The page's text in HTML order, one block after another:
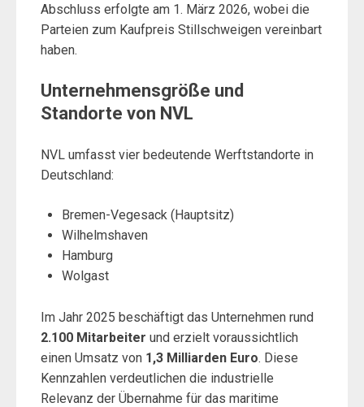
Abschluss erfolgte am 1. März 2026, wobei die
Parteien zum Kaufpreis Stillschweigen vereinbart
haben.
Unternehmensgröße und
Standorte von NVL
NVL umfasst vier bedeutende Werftstandorte in
Deutschland:
Bremen-Vegesack (Hauptsitz)
Wilhelmshaven
Hamburg
Wolgast
Im Jahr 2025 beschäftigt das Unternehmen rund
2.100 Mitarbeiter und erzielt voraussichtlich
einen Umsatz von 1,3 Milliarden Euro. Diese
Kennzahlen verdeutlichen die industrielle
Relevanz der Übernahme für das maritime